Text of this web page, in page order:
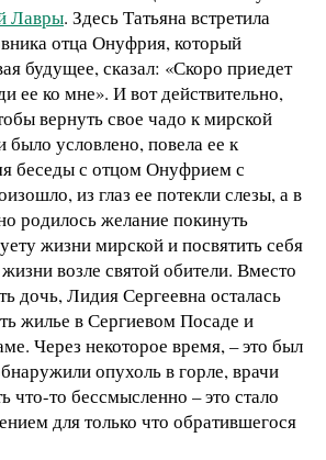
Лавры. Здесь Татьяна встретила
отца Онуфрия, который
будущее, сказал: «Скоро приедет
ее ко мне». И вот действительно,
вернуть свое чадо к мирской
условлено, повела ее к
беседы с отцом Онуфрием с
из глаз ее потекли слезы, а в
родилось желание покинуть
жизни мирской и посвятить себя
возле святой обители. Вместо
дочь, Лидия Сергеевна осталась
жилье в Сергиевом Посаде и
Через некоторое время, – это был
опухоль в горле, врачи
что-то бессмысленно – это стало
для только что обратившегося